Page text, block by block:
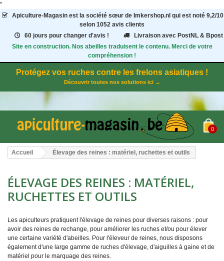
"
Apiculture-Magasinest la société sœur de Imkershop.nl qui est noté 9,2/10
selon 1052 avis clients
60 jours pour changer d'avis !
Livraison avec PostNL & Bpost
Site en construction. Nos abeilles traduisent le contenu. Merci de votre
compréhension !
Protégez vos ruches contre les frelons asiatiques !
Découvrir toutes nos solutions ici →
0
Accueil Élevage des reines : matériel, ruchettes et outils
ÉLEVAGE DES REINES : MATÉRIEL,
RUCHETTES ET OUTILS
Les apiculteurs pratiquent l'élevage de reines pour diverses raisons : pour
avoir des reines de rechange, pour améliorer les ruches et/ou pour élever
une certaine variété d'abeilles. Pour l'éleveur de reines, nous disposons
également d'une large gamme de ruches d'élevage, d'aiguilles à gaine et de
matériel pour le marquage des reines.